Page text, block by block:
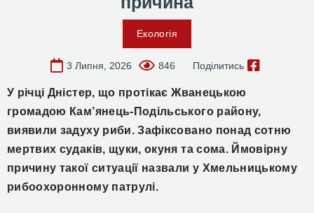
Екологія
3 Липня, 2026 846 Поділитись
У річці Дністер, що протікає Жванецькою
громадою Кам’янець-Подільського району,
виявили задуху риби. Зафіксовано понад сотню
мертвих судаків, щуки, окуня та сома. Ймовірну
причину такої ситуації назвали у Хмельницькому
рибоохоронному патрулі.